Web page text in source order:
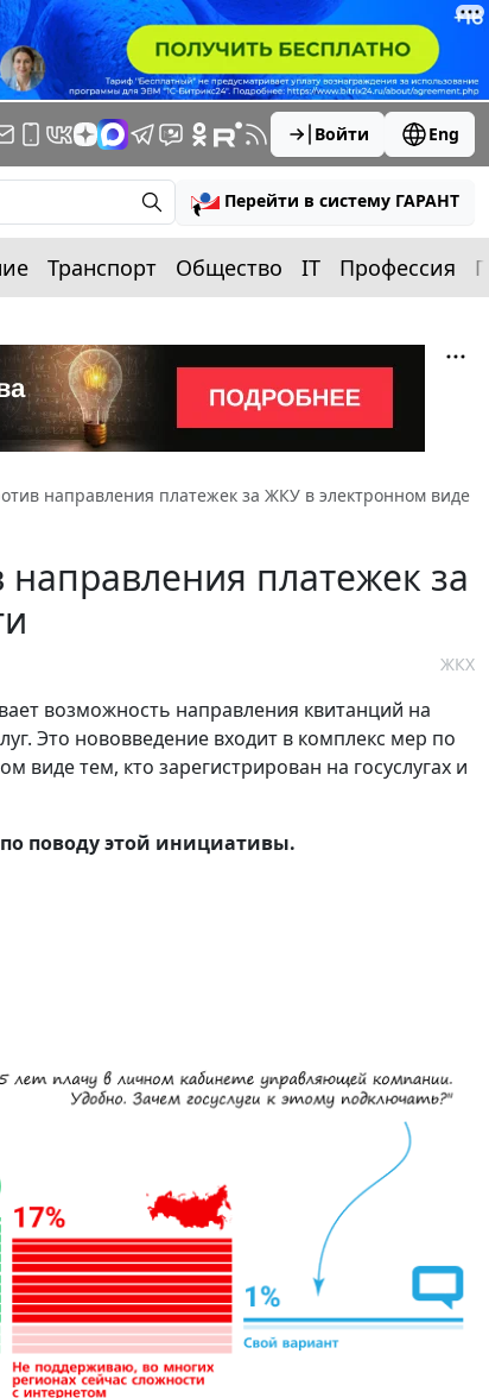
Войти Eng
Перейти в систему ГАРАНТ
Транспорт Общество IT Профессия
направления платежек за ЖКУ в электронном виде
платежек за
ЖКХ
возможность направления квитанций на
Это нововведение входит в комплекс мер по
тем, кто зарегистрирован на госуслугах и
поводу этой инициативы.